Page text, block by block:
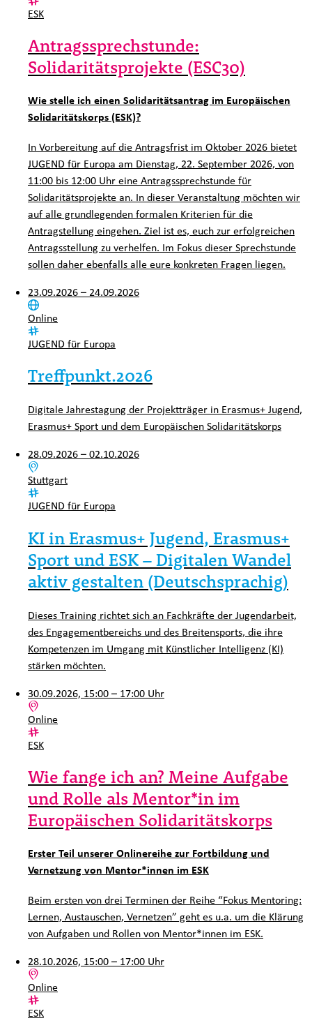
Kategorie:
ESK
Antragssprechstunde:
Solidaritätsprojekte (ESC30)
Wie stelle ich einen Solidaritätsantrag im Europäischen
Solidaritätskorps (ESK)?
In Vorbereitung auf die Antragsfrist im Oktober 2026 bietet
JUGEND für Europa am Dienstag, 22. September 2026, von
11:00 bis 12:00 Uhr eine Antragssprechstunde für
Solidaritätsprojekte an. In dieser Veranstaltung möchten wir
auf alle grundlegenden formalen Kriterien für die
Antragstellung eingehen. Ziel ist es, euch zur erfolgreichen
Antragsstellung zu verhelfen. Im Fokus dieser Sprechstunde
sollen daher ebenfalls alle eure konkreten Fragen liegen.
23.09.2026 – 24.09.2026
Ort:
Online
Kategorie:
JUGEND für Europa
Treffpunkt.2026
Digitale Jahrestagung der Projektträger in Erasmus+ Jugend,
Erasmus+ Sport und dem Europäischen Solidaritätskorps
28.09.2026 – 02.10.2026
Ort:
Stuttgart
Kategorie:
JUGEND für Europa
KI in Erasmus+ Jugend, Erasmus+
Sport und ESK – Digitalen Wandel
aktiv gestalten (Deutschsprachig)
Dieses Training richtet sich an Fachkräfte der Jugendarbeit,
des Engagementbereichs und des Breitensports, die ihre
Kompetenzen im Umgang mit Künstlicher Intelligenz (KI)
stärken möchten.
30.09.2026, 15:00 – 17:00 Uhr
Ort:
Online
Kategorie:
ESK
Wie fange ich an? Meine Aufgabe
und Rolle als Mentor*in im
Europäischen Solidaritätskorps
Erster Teil unserer Onlinereihe zur Fortbildung und
Vernetzung von Mentor*innen im ESK
Beim ersten von drei Terminen der Reihe “Fokus Mentoring:
Lernen, Austauschen, Vernetzen” geht es u.a. um die Klärung
von Aufgaben und Rollen von Mentor*innen im ESK.
28.10.2026, 15:00 – 17:00 Uhr
Ort:
Online
Kategorie:
ESK